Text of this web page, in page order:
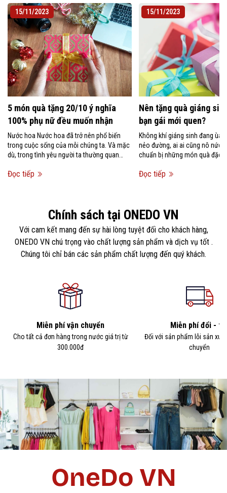
15/11/2023
5 món quà tặng 20/10 ý nghĩa
100% phụ nữ đều muốn nhận
Nước hoa Nước hoa đã trở nên phổ biến
trong cuộc sống của mỗi chúng ta. Và mặc
dù, trong tình yêu người ta thường quan
Đọc tiếp
15/11/2023
Nên tặng quà giáng
bạn gái mới quen?
Không khí giáng sinh đang ùa
nẻo đường, ai ai cũng nô nức
chuẩn bị những món quà đặc
Đọc tiếp
Chính sách tại ONEDO VN
Với cam kết mang đến sự hài lòng tuyệt đối cho khách hàng,
ONEDO VN chú trọng vào chất lượng sản phẩm và dịch vụ tốt .
Chúng tôi chỉ bán các sản phẩm chất lượng đến quý khách.
Miễn phí vận chuyển
Cho tất cả đơn hàng trong nước giá trị từ
300.000đ
Miễn phí đổi -
Đối với sản phẩm lỗi sản
chuyển
OneDo VN